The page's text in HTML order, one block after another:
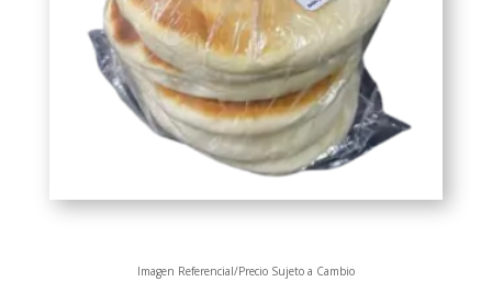
Imagen Referencial/Precio Sujeto a Cambio